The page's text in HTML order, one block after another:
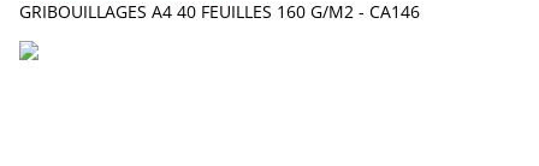
GRIBOUILLAGES A4 40 FEUILLES 160 G/M2 - CA146